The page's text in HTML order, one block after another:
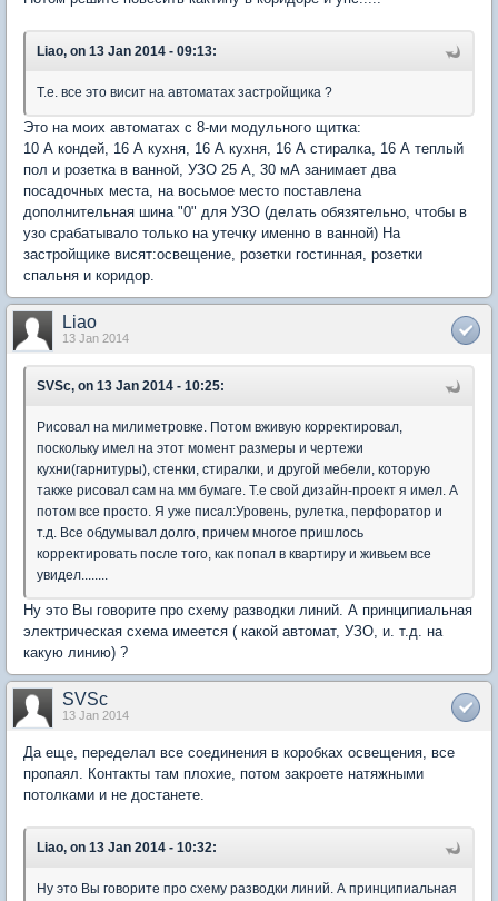
Liao, on 13 Jan 2014 - 09:13:
Т.е. все это висит на автоматах застройщика ?
Это на моих автоматах с 8-ми модульного щитка:
10 А кондей, 16 А кухня, 16 А кухня, 16 А стиралка, 16 А теплый
пол и розетка в ванной, УЗО 25 А, 30 мА занимает два
посадочных места, на восьмое место поставлена
дополнительная шина "0" для УЗО (делать обязятельно, чтобы в
узо срабатывало только на утечку именно в ванной) На
застройщике висят:освещение, розетки гостинная, розетки
спальня и коридор.
Liao
13 Jan 2014
SVSc, on 13 Jan 2014 - 10:25:
Рисовал на милиметровке. Потом вживую корректировал,
поскольку имел на этот момент размеры и чертежи
кухни(гарнитуры), стенки, стиралки, и другой мебели, которую
также рисовал сам на мм бумаге. Т.е свой дизайн-проект я имел. А
потом все просто. Я уже писал:Уровень, рулетка, перфоратор и
т.д. Все обдумывал долго, причем многое пришлось
корректировать после того, как попал в квартиру и живьем все
увидел........
Ну это Вы говорите про схему разводки линий. А принципиальная
электрическая схема имеется ( какой автомат, УЗО, и. т.д. на
какую линию) ?
SVSc
13 Jan 2014
Да еще, переделал все соединения в коробках освещения, все
пропаял. Контакты там плохие, потом закроете натяжными
потолками и не достанете.
Liao, on 13 Jan 2014 - 10:32:
Ну это Вы говорите про схему разводки линий. А принципиальная